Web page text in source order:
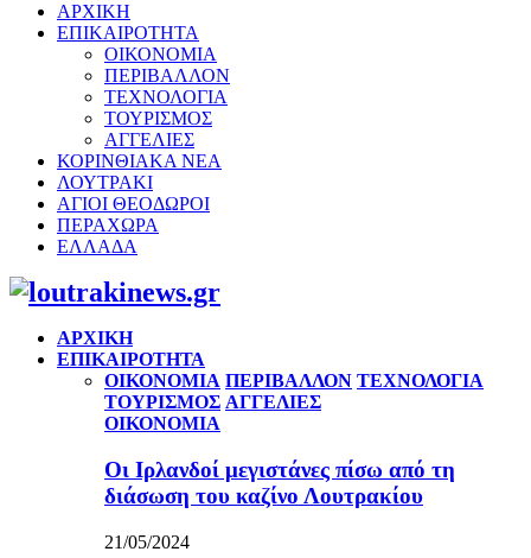
ΑΡΧΙΚΗ
ΕΠΙΚΑΙΡΟΤΗΤΑ
ΟΙΚΟΝΟΜΙΑ
ΠΕΡΙΒΑΛΛΟΝ
ΤΕΧΝΟΛΟΓΙΑ
ΤΟΥΡΙΣΜΟΣ
ΑΓΓΕΛΙΕΣ
ΚΟΡΙΝΘΙΑΚΑ ΝΕΑ
ΛΟΥΤΡΑΚΙ
ΑΓΙΟΙ ΘΕΟΔΩΡΟΙ
ΠΕΡΑΧΩΡΑ
ΕΛΛΑΔΑ
Facebook
Twitter
Instagram
Pinterest
Youtube
ΑΡΧΙΚΗ
ΕΠΙΚΑΙΡΟΤΗΤΑ
ΟΙΚΟΝΟΜΙΑ ΠΕΡΙΒΑΛΛΟΝ ΤΕΧΝΟΛΟΓΙΑ
ΤΟΥΡΙΣΜΟΣ ΑΓΓΕΛΙΕΣ
ΟΙΚΟΝΟΜΙΑ
Οι Ιρλανδοί μεγιστάνες πίσω από τη
διάσωση του καζίνο Λουτρακίου
21/05/2024